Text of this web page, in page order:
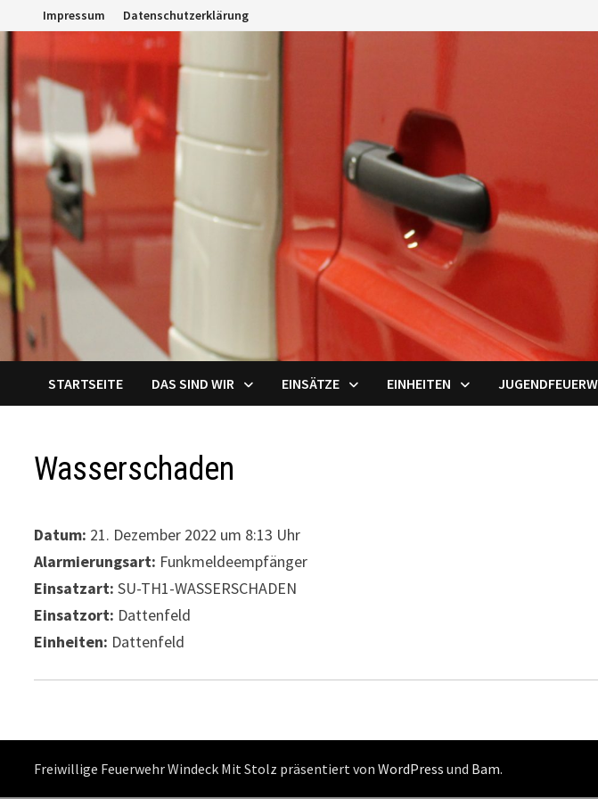
Inhalt
springen
Impressum Datenschutzerklärung
STARTSEITE DAS SIND WIR EINSÄTZE EINHEITEN
Wasserschaden
Datum: 21. Dezember 2022 um 8:13 Uhr
Alarmierungsart: Funkmeldeempfänger
Einsatzart: SU-TH1-WASSERSCHADEN
Einsatzort: Dattenfeld
Einheiten: Dattenfeld
Freiwillige Feuerwehr Windeck Mit Stolz präsentiert vonWordPress und Bam.